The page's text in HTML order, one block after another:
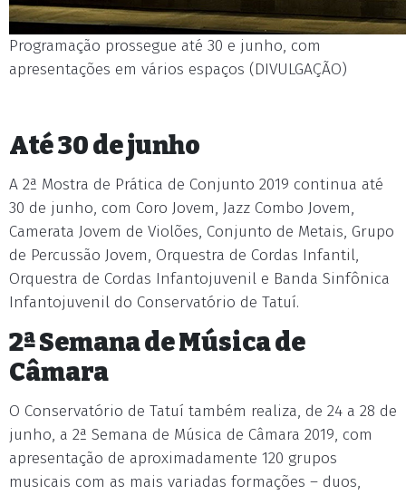
Programação prossegue até 30 e junho, com
apresentações em vários espaços (DIVULGAÇÃO)
Até 30 de junho
A 2ª Mostra de Prática de Conjunto 2019 continua até
30 de junho, com Coro Jovem, Jazz Combo Jovem,
Camerata Jovem de Violões, Conjunto de Metais, Grupo
de Percussão Jovem, Orquestra de Cordas Infantil,
Orquestra de Cordas Infantojuvenil e Banda Sinfônica
Infantojuvenil do Conservatório de Tatuí.
2ª Semana de Música de
Câmara
O Conservatório de Tatuí também realiza, de 24 a 28 de
junho, a 2ª Semana de Música de Câmara 2019, com
apresentação de aproximadamente 120 grupos
musicais com as mais variadas formações – duos,